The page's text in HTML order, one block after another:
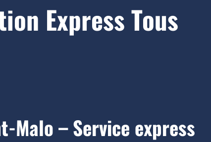
Express Tous
– Service express